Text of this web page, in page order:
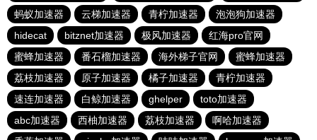
蚂蚁加速器
云梯加速器 青柠加速器
泡泡狗加速器
hidecat
bitznet加速器 极风加速器
红海pro官网
蜜蜂加速器
番石榴加速器 海外梯子官网
蜜蜂加速器
荔枝加速器
原子加速器 橘子加速器
青柠加速器
速连加速器
白鲸加速器 ghelper
toto加速器
abc加速器
西柚加速器 荔枝加速器
啊哈加速器